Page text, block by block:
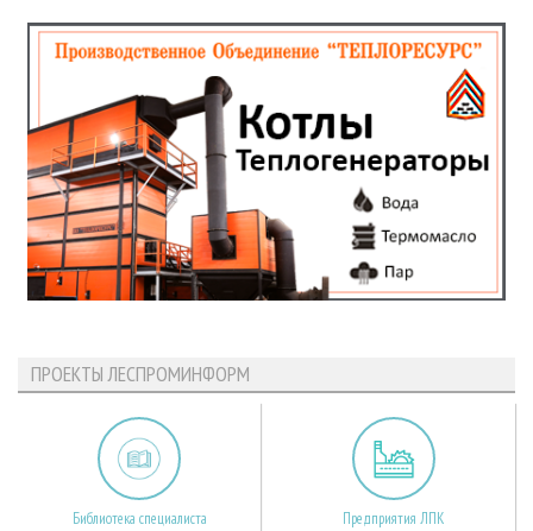
ПРОЕКТЫ ЛЕСПРОМИНФОРМ
Библиотека специалиста Предприятия ЛПК